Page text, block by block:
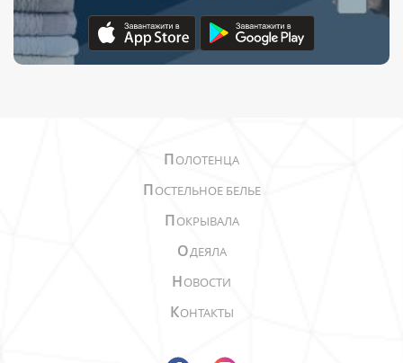
ПОЛОТЕНЦА
ПОСТЕЛЬНОЕ БЕЛЬЕ
ПОКРЫВАЛА
ОДЕЯЛА
НОВОСТИ
КОНТАКТЫ